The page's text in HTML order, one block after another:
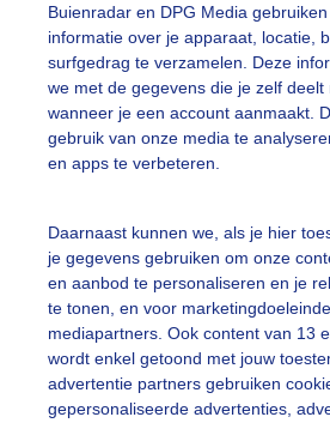
Buienradar en DPG Media
informatie over je apparaat, locatie,
surfgedrag te verzamelen. Deze
we met de gegevens die je zelf deelt
wanneer je een account aanmaakt.
gebruik van onze media te
en apps te verbeteren.
Daarnaast kunnen we, als je hier
je gegevens gebruiken om onze
en aanbod te personaliseren en je
te tonen, en voor
mediapartners. Ook content van 13
wordt enkel getoond met jouw
advertentie partners gebruiken
gepersonaliseerde advertenties,
dinsdag in Groningen
Pascal van Timmeren Gemaakt: 07-